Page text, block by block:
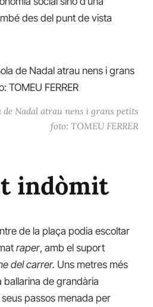
des del punt de vista
de Nadal atrau nens i grans petits
foto: TOMEU FERRER
indòmit
de la plaça podia escoltar
raper, amb el suport
del carrer. Uns metres més
ballarina de grandària
passos menada per